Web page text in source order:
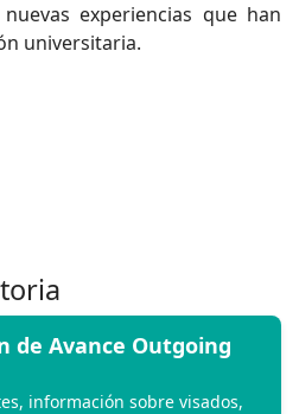
experiencias que han
universitaria.
de Avance Outgoing
información sobre visados,